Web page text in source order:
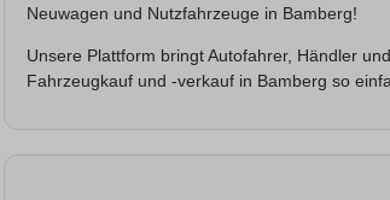
Neuwagen und Nutzfahrzeuge in Bamberg!
Unsere Plattform bringt Autofahrer, Händler
Fahrzeugkauf und -verkauf in Bamberg so